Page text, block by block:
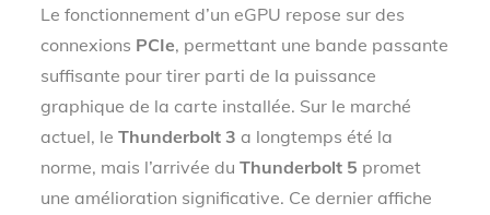
Le fonctionnement d’un eGPU repose sur des
connexions PCIe, permettant une bande passante
suffisante pour tirer parti de la puissance
graphique de la carte installée. Sur le marché
actuel, leThunderbolt 3 a longtemps été la
norme, mais l’arrivée duThunderbolt 5 promet
une amélioration significative. Ce dernier affiche